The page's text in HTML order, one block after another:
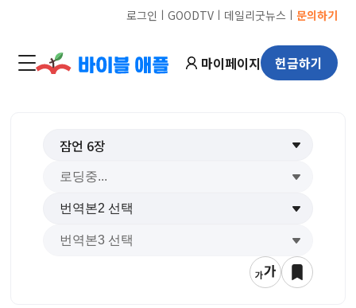
로그인 ㅣ GOODTVㅣ 데일리굿뉴스 ㅣ 문의하기
마이페이지 헌금하기
잠언 6장